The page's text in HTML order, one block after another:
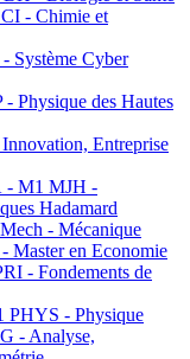
- Chimie et
Système Cyber
Physique des Hautes
Entreprise
M1 MJH -
Hadamard
- Mécanique
en Economie
- Fondements de
- Physique
- Analyse,